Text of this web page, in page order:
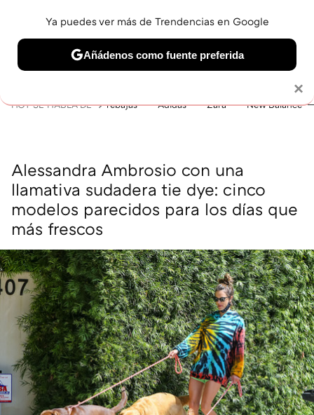
BELLEZA SHOPPING VIAJES GASTRO SNEAKERS
HOY SE HABLA DE rebajas Adidas Zara New Balance
Alessandra Ambrosio con una
llamativa sudadera tie dye: cinco
modelos parecidos para los días que
más frescos
×
Ya puedes ver más de Trendencias en Google
Añádenos como fuente preferida